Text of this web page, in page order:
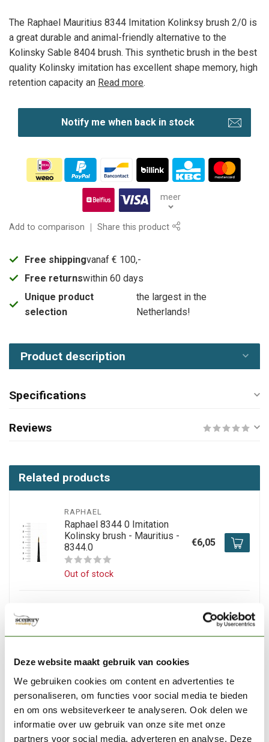
Deze website maakt gebruik van cookies
We gebruiken cookies om content en advertenties te
personaliseren, om functies voor social media te bieden
en om ons websiteverkeer te analyseren. Ook delen we
informatie over uw gebruik van onze site met onze
partners voor social media, adverteren en analyse. Deze
The Raphael Mauritius 8344 Imitation Kolinksy brush 2/0 is
a great durable and animal-friendly alternative to the
Kolinsky Sable 8404 brush. This synthetic brush in the best
quality Kolinsky imitation has excellent shape memory, high
retention capacity an Read more.
Notify me when back in stock
meer
Add to comparison Share this product
Free shippingvanaf € 100,-
Free returnswithin 60 days
Unique product
selection
the largest in the
Netherlands!
Product description
Specifications
Reviews
Related products
RAPHAEL
Raphael 8344 0 Imitation
Kolinsky brush - Mauritius -
8344.0
Out of stock
€6,05
Out of stock
€6,15
The Masters Brush cleaner
and preserver 1 / 4oz - 7.1gr
- # 114BJ
€4,49